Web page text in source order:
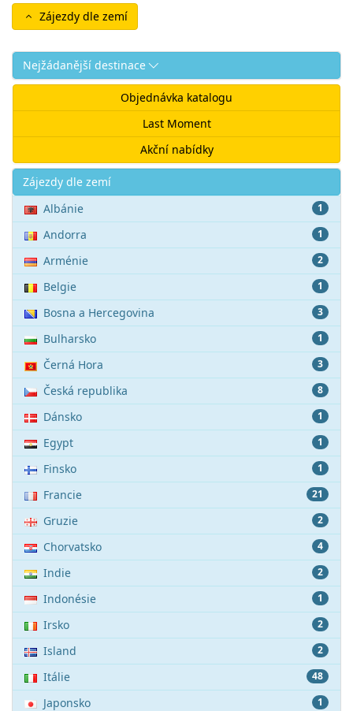
Zájezdy dle zemí
Nejžádanější destinace
Objednávka katalogu
Last Moment
Akční nabídky
Akce
Zájezdy dle zemí
1
Albánie
1
Andorra
2
Arménie
1
Belgie
3
Bosna a Hercegovina
1
Bulharsko
3
Černá Hora
8
Česká republika
1
Dánsko
1
Egypt
1
Finsko
21
Francie
2
Gruzie
4
Chorvatsko
2
Indie
1
Indonésie
2
Irsko
2
Island
48
Itálie
1
Japonsko